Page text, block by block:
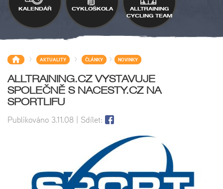
KALENDÁŘ CYKLOŠKOLA
ALLTRAINING
CYCLING TEAM
> AKTUALITY > ČLÁNKY > NOVINKY
ALLTRAINING.CZ VYSTAVUJE
SPOLEČNĚ S NACESTY.CZ NA
SPORTLIFU
Publikováno 3.11.08 | Sdílet: